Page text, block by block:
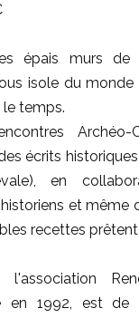
épais murs de
isole du
temps.
écrits
en
et même
recettes
en 1992, est